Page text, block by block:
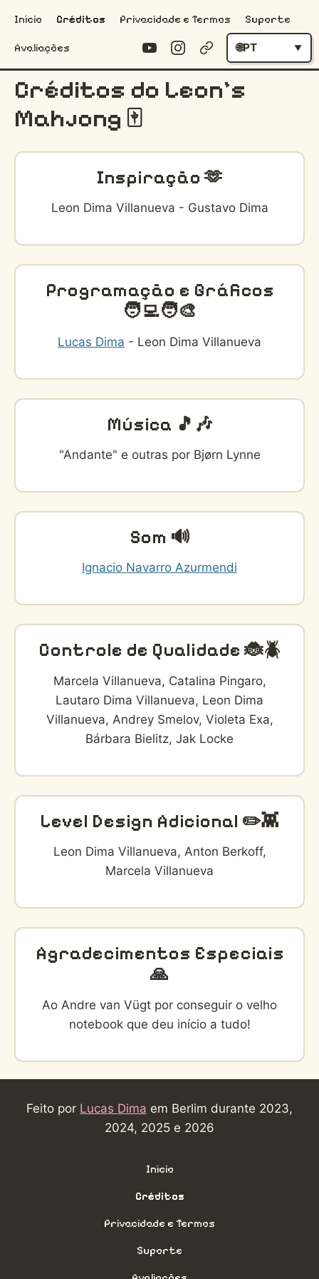
Início Créditos Privacidade e Termos Suporte
Avaliações PT
Créditos do Leon's
Mahjong 🀄️
Inspiração 🫶
Leon Dima Villanueva - Gustavo Dima
Programação e Gráficos
🧑‍💻🧑‍🎨
Lucas Dima - Leon Dima Villanueva
Música 🎵🎶
"Andante" e outras por Bjørn Lynne
Som 🔊
Ignacio Navarro Azurmendi
Controle de Qualidade 🐞🪲
Marcela Villanueva, Catalina Pingaro,
Lautaro Dima Villanueva, Leon Dima
Villanueva, Andrey Smelov, Violeta Exa,
Bárbara Bielitz, Jak Locke
Level Design Adicional ✏️👾
Leon Dima Villanueva, Anton Berkoff,
Marcela Villanueva
Agradecimentos Especiais
🙏
Ao Andre van Vügt por conseguir o velho
notebook que deu início a tudo!
Feito por Lucas Dima em Berlim durante 2023,
2024, 2025 e 2026
Início
Créditos
Privacidade e Termos
Suporte